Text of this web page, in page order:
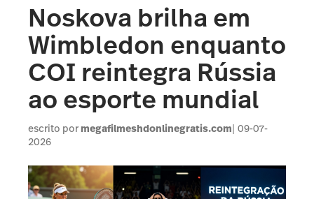
Noskova brilha em
Wimbledon enquanto
COI reintegra Rússia
ao esporte mundial
escrito por megafilmeshdonlinegratis.com 09-07-
2026